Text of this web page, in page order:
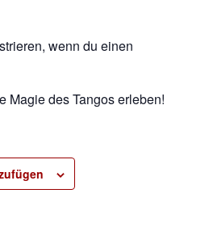
wenn du einen
Magie des Tangos erleben!